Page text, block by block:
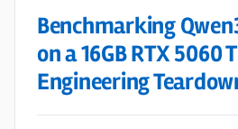
Benchmarking
on a 16GB RTX 5060
Engineering